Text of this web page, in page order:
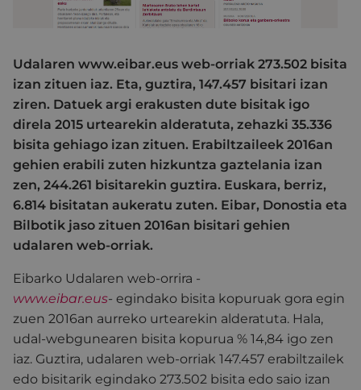
Udalaren www.eibar.eus web-orriak 273.502 bisita
izan zituen iaz. Eta, guztira, 147.457 bisitari izan
ziren. Datuek argi erakusten dute bisitak igo
direla 2015 urtearekin alderatuta, zehazki 35.336
bisita gehiago izan zituen. Erabiltzaileek 2016an
gehien erabili zuten hizkuntza gaztelania izan
zen, 244.261 bisitarekin guztira. Euskara, berriz,
6.814 bisitatan aukeratu zuten. Eibar, Donostia eta
Bilbotik jaso zituen 2016an bisitari gehien
udalaren web-orriak.
Eibarko Udalaren web-orrira -
www.eibar.eus- egindako bisita kopuruak gora egin
zuen 2016an aurreko urtearekin alderatuta. Hala,
udal-webgunearen bisita kopurua % 14,84 igo zen
iaz. Guztira, udalaren web-orriak 147.457 erabiltzailek
edo bisitarik egindako 273.502 bisita edo saio izan